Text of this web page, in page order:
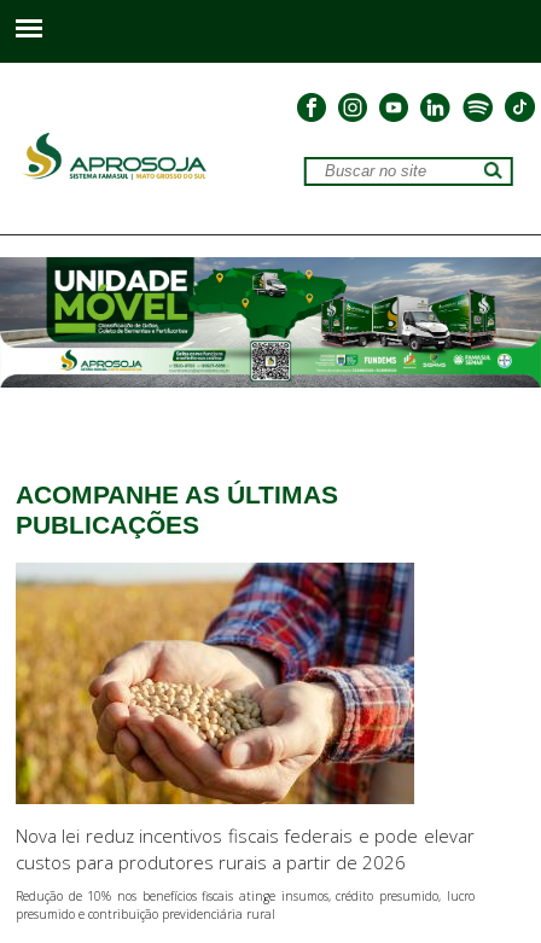
ACOMPANHE AS ÚLTIMAS
PUBLICAÇÕES
Nova lei reduz incentivos fiscais federais e pode elevar
custos para produtores rurais a partir de 2026
Redução de 10% nos benefícios fiscais atinge insumos, crédito presumido, lucro
presumido e contribuição previdenciária rural